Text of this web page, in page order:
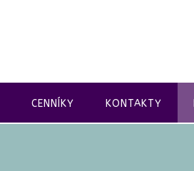
CENNÍKY KONTAKTY